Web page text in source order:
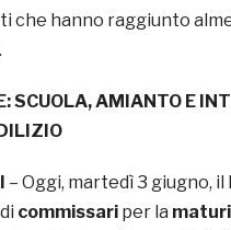
che hanno raggiunto
SCUOLA, AMIANTO E
– Oggi, martedì 3 giugno,
commissari per la